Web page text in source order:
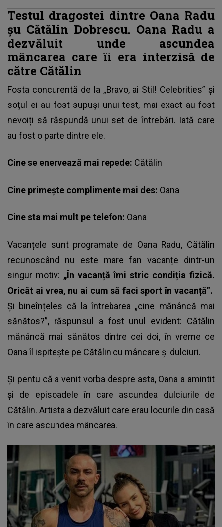
Testul dragostei dintre Oana Radu
șu Cătălin Dobrescu. Oana Radu a
dezvăluit unde ascundea
mâncarea care îi era interzisă de
către Cătălin
Fosta concurentă de la „Bravo, ai Stil! Celebrities” și
soțul ei au fost supuși unui test, mai exact au fost
nevoiți să răspundă unui set de întrebări. Iată care
au fost o parte dintre ele.
Cine se enervează mai repede: Cătălin
Cine primește complimente mai des: Oana
Cine sta mai mult pe telefon: Oana
Vacanțele sunt programate de Oana Radu, Cătălin
recunoscând nu este mare fan vacanțe dintr-un
singur motiv: „În vacanță îmi stric condiția fizică.
Oricât ai vrea, nu ai cum să faci sport în vacanță”.
Și bineînțeles că la întrebarea „cine mănâncă mai
sănătos?”, răspunsul a fost unul evident: Cătălin
mănâncă mai sănătos dintre cei doi, în vreme ce
Oana îl ispitește pe Cătălin cu mâncare și dulciuri.
Și pentu că a venit vorba despre asta, Oana a amintit
și de episoadele în care ascundea dulciurile de
Cătălin. Artista a dezvăluit care erau locurile din casă
în care ascundea mâncarea.